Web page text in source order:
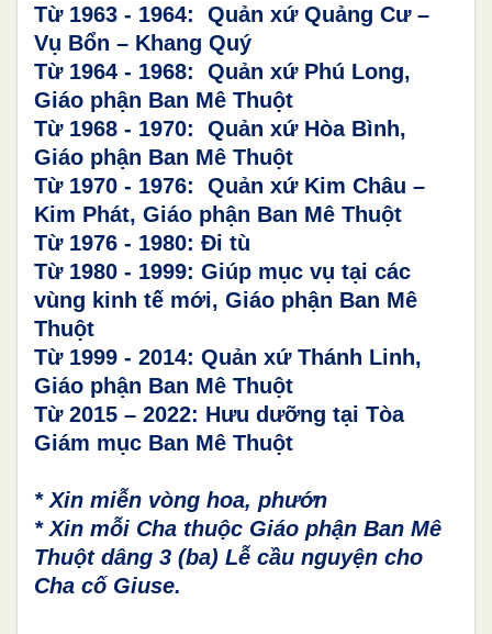
Từ 1963 - 1964: Quản xứ Quảng Cư –
Vụ Bổn – Khang Quý
Từ 1964 - 1968: Quản xứ Phú Long,
Giáo phận Ban Mê Thuột
Từ 1968 - 1970: Quản xứ Hòa Bình,
Giáo phận Ban Mê Thuột
Từ 1970 - 1976: Quản xứ Kim Châu –
Kim Phát, Giáo phận Ban Mê Thuột
Từ 1976 - 1980: Đi tù
Từ 1980 - 1999: Giúp mục vụ tại các
vùng kinh tế mới, Giáo phận Ban Mê
Thuột
Từ 1999 - 2014: Quản xứ Thánh Linh,
Giáo phận Ban Mê Thuột
Từ 2015 – 2022: Hưu dưỡng tại Tòa
Giám mục Ban Mê Thuột
* Xin miễn vòng hoa, phướn
* Xin mỗi Cha thuộc Giáo phận Ban Mê
Thuột dâng 3 (ba) Lễ cầu nguyện cho
Cha cố Giuse.